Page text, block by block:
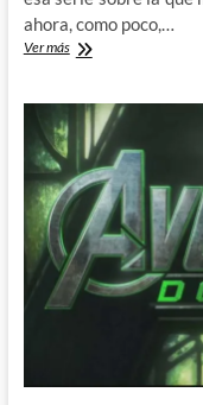
ahora, como poco,…
Ver másDestripando
más
revelador
tráiler
de
Lanterns